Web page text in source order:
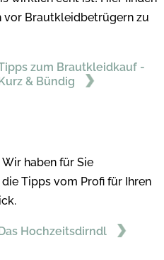
vor Brautkleidbetrügern zu
zum Brautkleidkauf -
Kurz & Bündig
haben für Sie
Tipps vom Profi für Ihren
Das Hochzeitsdirndl